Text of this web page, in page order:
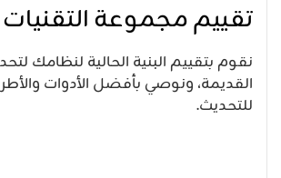
تقييم مجموعة التقنيات
نقوم بتقييم البنية الحالية لنظامك
القديمة، ونوصي بأفضل الأدوات والأطر
للتحديث.